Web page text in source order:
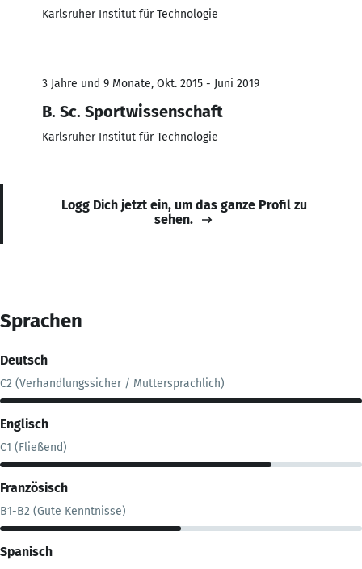
Karlsruher Institut für Technologie
3 Jahre und 9 Monate, Okt. 2015 - Juni 2019
B. Sc. Sportwissenschaft
Karlsruher Institut für Technologie
Logg Dich jetzt ein, um das ganze Profil zu
sehen.
Sprachen
Deutsch
C2 (Verhandlungssicher / Muttersprachlich)
Englisch
C1 (Fließend)
Französisch
B1-B2 (Gute Kenntnisse)
Spanisch